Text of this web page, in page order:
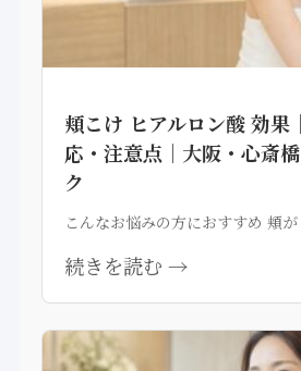
頬こけ ヒアルロン酸 効果
応・注意点｜大阪・心斎
ク
こんなお悩みの方におすすめ 頬
続きを読む →